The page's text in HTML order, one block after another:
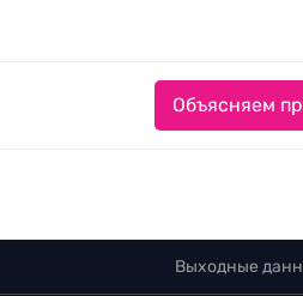
Объясняем
Выходные